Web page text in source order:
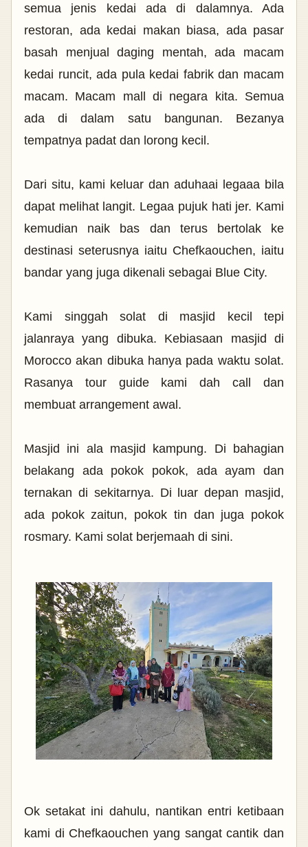
semua jenis kedai ada di dalamnya. Ada
restoran, ada kedai makan biasa, ada pasar
basah menjual daging mentah, ada macam
kedai runcit, ada pula kedai fabrik dan macam
macam. Macam mall di negara kita. Semua
ada di dalam satu bangunan. Bezanya
tempatnya padat dan lorong kecil.
Dari situ, kami keluar dan aduhaai legaaa bila
dapat melihat langit. Legaa pujuk hati jer. Kami
kemudian naik bas dan terus bertolak ke
destinasi seterusnya iaitu Chefkaouchen, iaitu
bandar yang juga dikenali sebagai Blue City.
Kami singgah solat di masjid kecil tepi
jalanraya yang dibuka. Kebiasaan masjid di
Morocco akan dibuka hanya pada waktu solat.
Rasanya tour guide kami dah call dan
membuat arrangement awal.
Masjid ini ala masjid kampung. Di bahagian
belakang ada pokok pokok, ada ayam dan
ternakan di sekitarnya. Di luar depan masjid,
ada pokok zaitun, pokok tin dan juga pokok
rosmary. Kami solat berjemaah di sini.
Ok setakat ini dahulu, nantikan entri ketibaan
kami di Chefkaouchen yang sangat cantik dan